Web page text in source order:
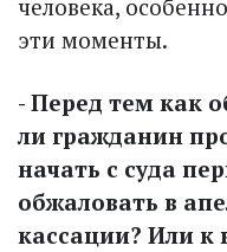
человека,
эти моменты.
- Перед тем как
ли граж­данин
начать с суда
обжаловать в
кассации? Или